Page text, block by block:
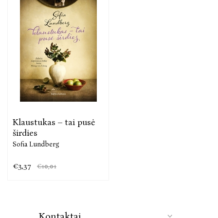
Klaustukas – tai pusė
širdies
Sofia Lundberg
€3,37 €10,01